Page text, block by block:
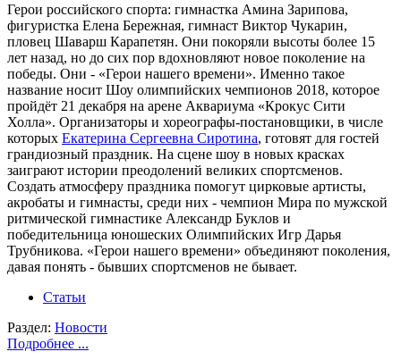
Герои российского спорта: гимнастка Амина Зарипова,
фигуристка Елена Бережная, гимнаст Виктор Чукарин,
пловец Шаварш Карапетян. Они покоряли высоты более 15
лет назад, но до сих пор вдохновляют новое поколение на
победы. Они - «Герои нашего времени». Именно такое
название носит Шоу олимпийских чемпионов 2018, которое
пройдёт 21 декабря на арене Аквариума «Крокус Сити
Холла». Организаторы и хореографы-постановщики, в числе
которых Екатерина Сергеевна Сиротина, готовят для гостей
грандиозный праздник. На сцене шоу в новых красках
заиграют истории преодолений великих спортсменов.
Создать атмосферу праздника помогут цирковые артисты,
акробаты и гимнасты, среди них - чемпион Мира по мужской
ритмической гимнастике Александр Буклов и
победительница юношеских Олимпийских Игр Дарья
Трубникова. «Герои нашего времени» объединяют поколения,
давая понять - бывших спортсменов не бывает.
Статьи
Раздел: Новости
Подробнее ...